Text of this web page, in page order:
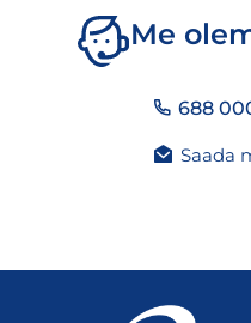
Me
688
Saada